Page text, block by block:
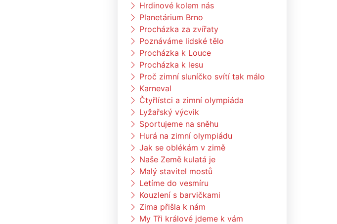
Hrdinové kolem nás
Planetárium Brno
Procházka za zvířaty
Poznáváme lidské tělo
Procházka k Louce
Procházka k lesu
Proč zimní sluníčko svítí tak málo
Karneval
Čtyřlístci a zimní olympiáda
Lyžařský výcvik
Sportujeme na sněhu
Hurá na zimní olympiádu
Jak se oblékám v zimě
Naše Země kulatá je
Malý stavitel mostů
Letíme do vesmíru
Kouzlení s barvičkami
Zima přišla k nám
My Tři králové jdeme k vám